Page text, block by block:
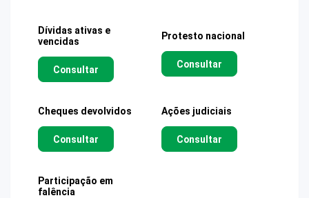
Dívidas ativas e
vencidas
Consultar
Protesto nacional
Consultar
Cheques devolvidos
Consultar
Ações judiciais
Consultar
Participação em
falência